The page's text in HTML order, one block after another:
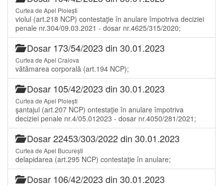
Curtea de Apel Ploiești
violul (art.218 NCP) contestaţie în anulare împotriva deciziei
penale nr.304/09.03.2021 - dosar nr.4625/315/2020;
Dosar 173/54/2023 din 30.01.2023
Curtea de Apel Craiova
vătămarea corporală (art.194 NCP);
Dosar 105/42/2023 din 30.01.2023
Curtea de Apel Ploiești
şantajul (art.207 NCP) ontestaţie în anulare împotriva
deciziei penale nr.4/05.012023 - dosar nr.4050/281/2021;
Dosar 22453/303/2022 din 30.01.2023
Curtea de Apel București
delapidarea (art.295 NCP) contestaţie în anulare;
Dosar 106/42/2023 din 30.01.2023